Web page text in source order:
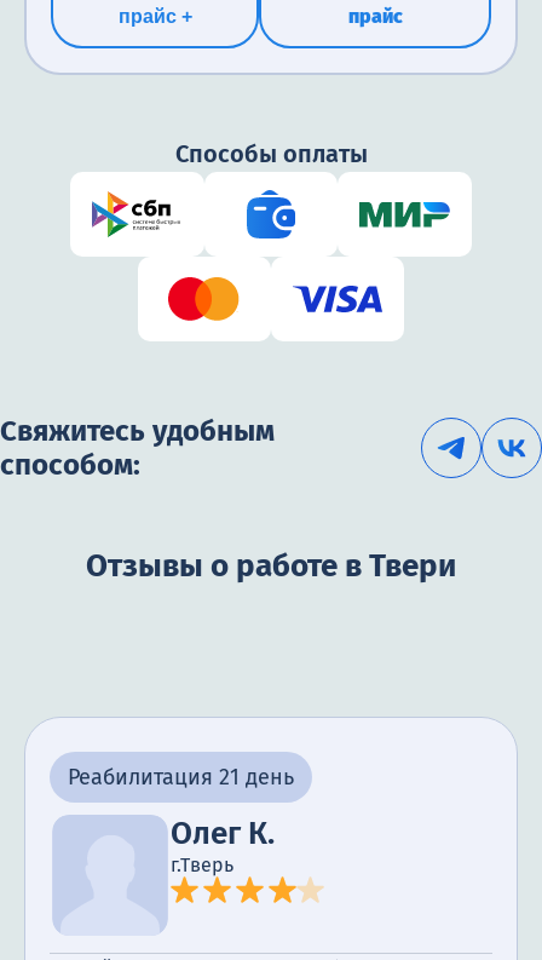
прайс +
прайс
Способы оплаты
Свяжитесь удобным
способом:
Отзывы о работе в Твери
Реабилитация 21 день
Олег К.
г.Тверь